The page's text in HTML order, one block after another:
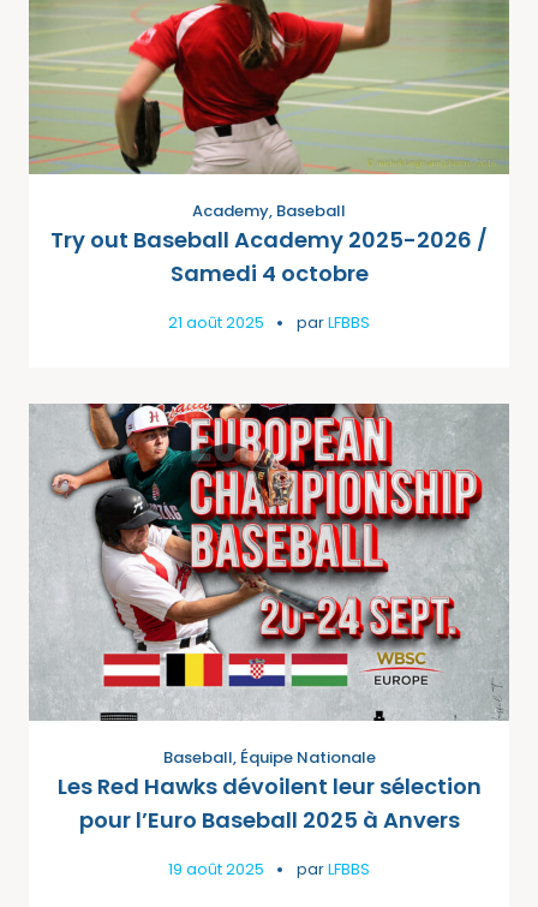
Academy, Baseball
Try out Baseball Academy 2025-2026 /
Samedi 4 octobre
21 août 2025 parLFBBS
Baseball, Équipe Nationale
Les Red Hawks dévoilent leur sélection
pour l’Euro Baseball 2025 à Anvers
19 août 2025 parLFBBS